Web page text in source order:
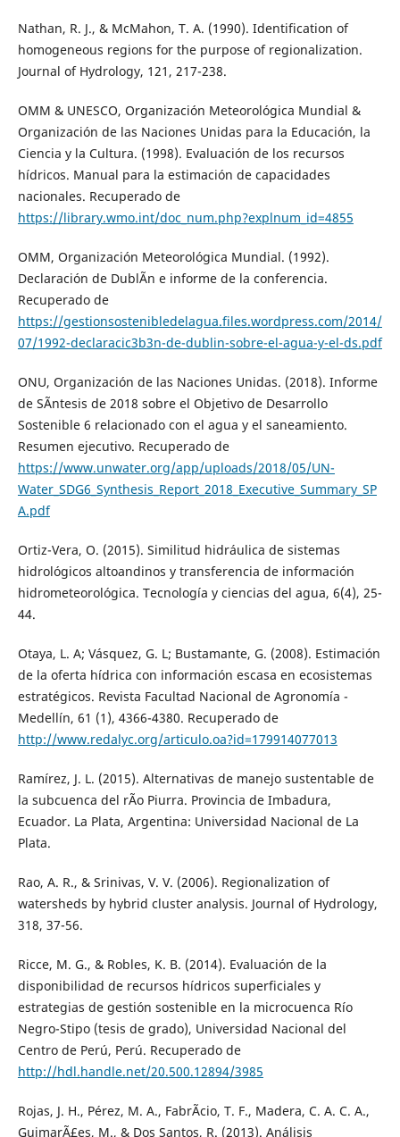
Nathan, R. J., & McMahon, T. A. (1990). Identification of
homogeneous regions for the purpose of regionalization.
Journal of Hydrology, 121, 217-238.
OMM & UNESCO, Organización Meteorológica Mundial &
Organización de las Naciones Unidas para la Educación, la
Ciencia y la Cultura. (1998). Evaluación de los recursos
hídricos. Manual para la estimación de capacidades
nacionales. Recuperado de
https://library.wmo.int/doc_num.php?explnum_id=4855
OMM, Organización Meteorológica Mundial. (1992).
Declaración de DublÃ­n e informe de la conferencia.
Recuperado de
https://gestionsostenibledelagua.files.wordpress.com/2014/
07/1992-declaracic3b3n-de-dublin-sobre-el-agua-y-el-ds.pdf
ONU, Organización de las Naciones Unidas. (2018). Informe
de SÃ­ntesis de 2018 sobre el Objetivo de Desarrollo
Sostenible 6 relacionado con el agua y el saneamiento.
Resumen ejecutivo. Recuperado de
https://www.unwater.org/app/uploads/2018/05/UN-
Water_SDG6_Synthesis_Report_2018_Executive_Summary_SP
A.pdf
Ortiz-Vera, O. (2015). Similitud hidráulica de sistemas
hidrológicos altoandinos y transferencia de información
hidrometeorológica. Tecnología y ciencias del agua, 6(4), 25-
44.
Otaya, L. A; Vásquez, G. L; Bustamante, G. (2008). Estimación
de la oferta hídrica con información escasa en ecosistemas
estratégicos. Revista Facultad Nacional de Agronomía -
Medellín, 61 (1), 4366-4380. Recuperado de
http://www.redalyc.org/articulo.oa?id=179914077013
Ramírez, J. L. (2015). Alternativas de manejo sustentable de
la subcuenca del rÃ­o Piurra. Provincia de Imbadura,
Ecuador. La Plata, Argentina: Universidad Nacional de La
Plata.
Rao, A. R., & Srinivas, V. V. (2006). Regionalization of
watersheds by hybrid cluster analysis. Journal of Hydrology,
318, 37-56.
Ricce, M. G., & Robles, K. B. (2014). Evaluación de la
disponibilidad de recursos hídricos superficiales y
estrategias de gestión sostenible en la microcuenca Río
Negro-Stipo (tesis de grado), Universidad Nacional del
Centro de Perú, Perú. Recuperado de
http://hdl.handle.net/20.500.12894/3985
Rojas, J. H., Pérez, M. A., FabrÃ­cio, T. F., Madera, C. A. C. A.,
GuimarÃ£es, M., & Dos Santos, R. (2013). Análisis